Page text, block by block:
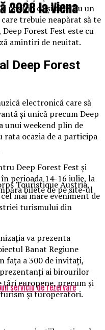
pasiuni ca și tine. Cu un
trebuie neapărat să te
Forest Fest este cu
amintiri de neuitat.
Deep Forest
electronică care să
și unică precum Deep
unui weekend plin de
rata ocazia de a participa
Deep Forest Fest și
perioada 14-16 iulie, la
bilete de pe site-ul
serviciu de rezervare
2028 la Viena
Touristique Austria,
mai mare eveniment de
turismului din
va prezenta
Banat Regiune
fața a 300 de invitați,
ai birourilor
europene, precum și
și turoperatori.